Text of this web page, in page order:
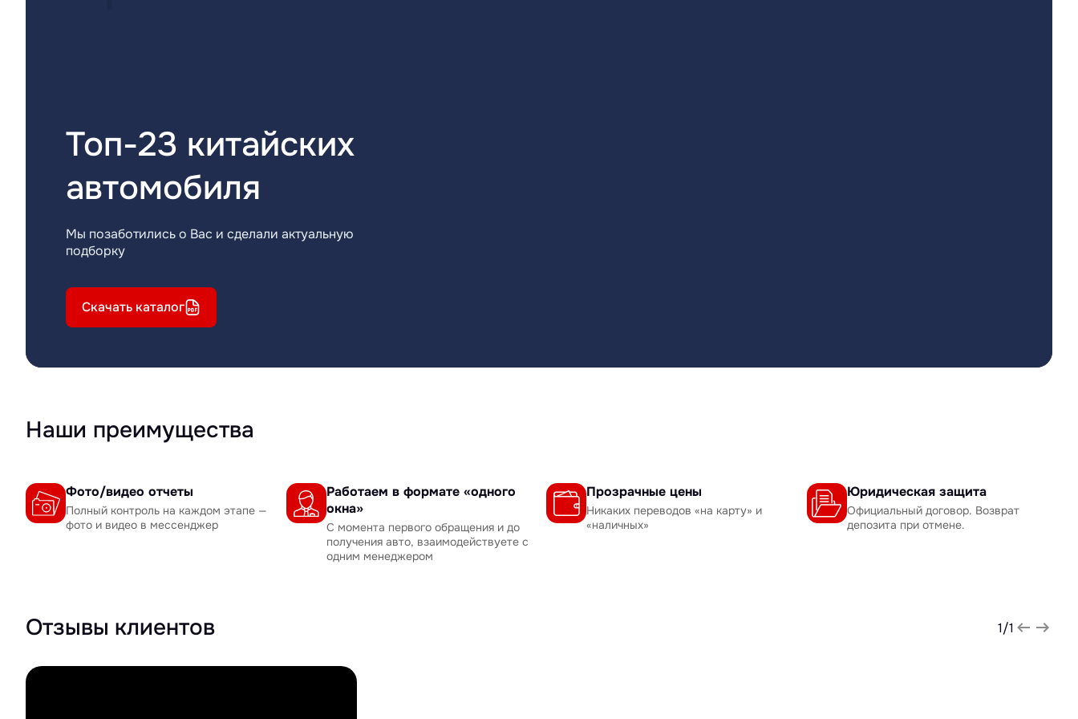
Топ-23 китайских
автомобиля
Мы позаботились о Вас и сделали актуальную
подборку
Скачать каталог
Наши преимущества
Фото/видео отчеты
Полный контроль на каждом этапе —
фото и видео в мессенджер
Работаем в формате «одного
окна»
С момента первого обращения и до
получения авто, взаимодействуете с
одним менеджером
Прозрачные цены
Никаких переводов «на карту» и
«наличных»
Юридическая защита
Официальный договор. Возврат
депозита при отмене.
Отзывы клиентов 1/1